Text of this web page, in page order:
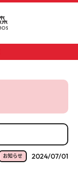
お知らせ 2024/07/01